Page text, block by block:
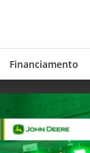
Financiamento